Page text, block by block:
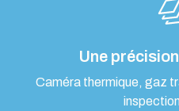
Une
Caméra thermique, gaz